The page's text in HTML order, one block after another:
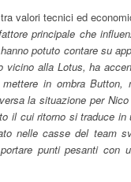
valori tecnici ed
principale che
potuto contare su
alla Lotus, ha
in ombra Button,
la situazione per
cui ritorno si traduce in
nelle casse del team
punti pesanti con